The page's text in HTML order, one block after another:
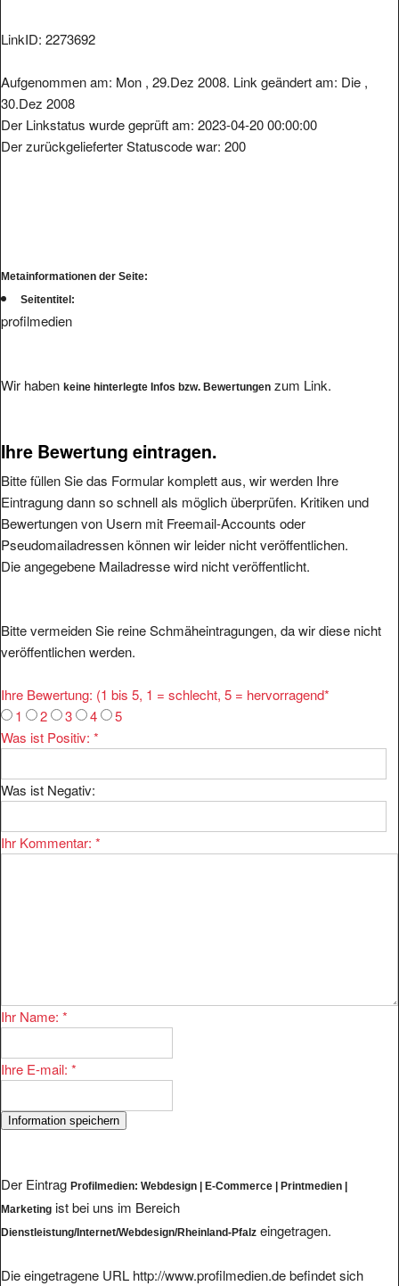
LinkID: 2273692
Aufgenommen am: Mon , 29.Dez 2008. Link geändert am: Die ,
30.Dez 2008
Der Linkstatus wurde geprüft am: 2023-04-20 00:00:00
Der zurückgelieferter Statuscode war: 200
Metainformationen der Seite:
Seitentitel:
profilmedien
Wir haben keine hinterlegte Infos bzw. Bewertungen zum Link.
Ihre Bewertung eintragen.
Bitte füllen Sie das Formular komplett aus, wir werden Ihre
Eintragung dann so schnell als möglich überprüfen. Kritiken und
Bewertungen von Usern mit Freemail-Accounts oder
Pseudomailadressen können wir leider nicht veröffentlichen.
Die angegebene Mailadresse wird nicht veröffentlicht.
Bitte vermeiden Sie reine Schmäheintragungen, da wir diese nicht
veröffentlichen werden.
Ihre Bewertung: (1 bis 5, 1 = schlecht, 5 = hervorragend*
1
2 3 4
5
Was ist Positiv: *
Was ist Negativ:
Ihr Kommentar: *
Ihr Name: *
Ihre E-mail: *
Der Eintrag Profilmedien: Webdesign | E-Commerce | Printmedien |
Marketing ist bei uns im Bereich
Dienstleistung/Internet/Webdesign/Rheinland-Pfalz eingetragen.
Die eingetragene URL http://www.profilmedien.de befindet sich